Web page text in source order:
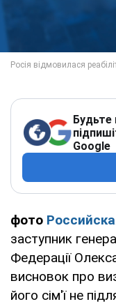
Будьте
Google
фото
заступник
Федерації
висновок про
його сім'ї не